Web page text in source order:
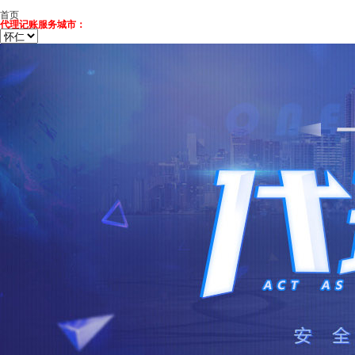
首页
代理记账服务城市：